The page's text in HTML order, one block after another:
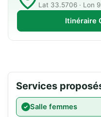
Lat 33.5706 · Lon
Itinéraire
Services
Salle femmes